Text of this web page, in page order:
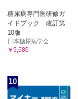
糖尿病専門医研修ガ
イドブック 改訂第
10版
日本糖尿病学会
￥9,680
10